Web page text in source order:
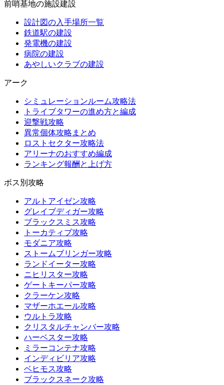
前哨基地の施設建設
設計図の入手場所一覧
鉄道駅の建設
発電機の建設
病院の建設
あやしいクラブの建設
アーク
シミュレーションルーム攻略法
トライブタワーの進め方と編成
迎撃戦攻略
異常個体攻略まとめ
ロストセクター攻略法
アリーナのおすすめ編成
ランキング報酬と上げ方
ボス別攻略
アルトアイゼン攻略
グレイブディガー攻略
ブラックスミス攻略
トーカティブ攻略
モダニア攻略
ストームブリンガー攻略
ランドイーター攻略
ニヒリスター攻略
ゲートキーパー攻略
クラーケン攻略
マザーホエール攻略
ウルトラ攻略
クリスタルチャンバー攻略
ハーベスター攻略
ミラーコンテナ攻略
インディビリア攻略
ベヒモス攻略
ブラックスネーク攻略